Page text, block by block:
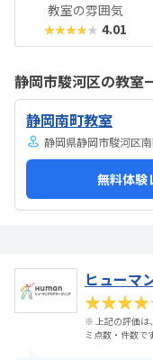
教室の雰囲気
★★★★★ 4.01
静岡市駿河区の教室
静岡南町教室
静岡県静岡市駿河区
無料体験
ヒューマ
※ 上記の評価は
ミ点数・件数で